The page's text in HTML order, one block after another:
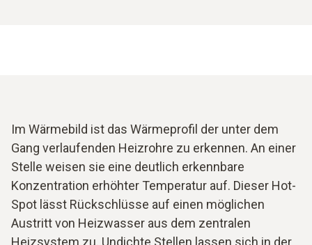
Im Wärmebild ist das Wärmeprofil der unter dem
Gang verlaufenden Heizrohre zu erkennen. An einer
Stelle weisen sie eine deutlich erkennbare
Konzentration erhöhter Temperatur auf. Dieser Hot-
Spot lässt Rückschlüsse auf einen möglichen
Austritt von Heizwasser aus dem zentralen